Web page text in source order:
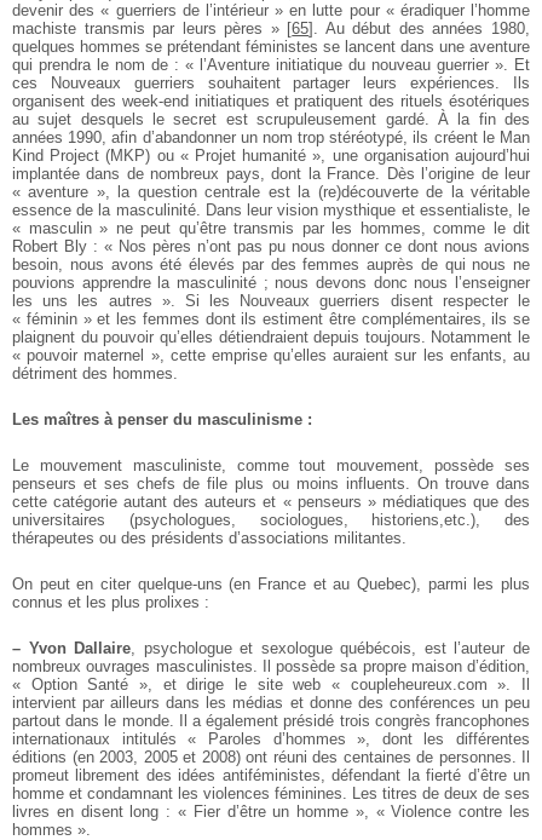
devenir des « guerriers de l’intérieur » en lutte pour « éradiquer l’homme
machiste transmis par leurs pères »[65] . Au début des années 1980,
quelques hommes se prétendant féministes se lancent dans une aventure
qui prendra le nom de : « l’Aventure initiatique du nouveau guerrier ». Et
ces Nouveaux guerriers souhaitent partager leurs expériences. Ils
organisent des week-end initiatiques et pratiquent des rituels ésotériques
au sujet desquels le secret est scrupuleusement gardé. À la fin des
années 1990, afin d’abandonner un nom trop stéréotypé, ils créent le Man
Kind Project (MKP) ou « Projet humanité », une organisation aujourd’hui
implantée dans de nombreux pays, dont la France. Dès l’origine de leur
« aventure », la question centrale est la (re)découverte de la véritable
essence de la masculinité. Dans leur vision mysthique et essentialiste, le
« masculin » ne peut qu’être transmis par les hommes, comme le dit
Robert Bly : « Nos pères n’ont pas pu nous donner ce dont nous avions
besoin, nous avons été élevés par des femmes auprès de qui nous ne
pouvions apprendre la masculinité ; nous devons donc nous l’enseigner
les uns les autres ». Si les Nouveaux guerriers disent respecter le
« féminin » et les femmes dont ils estiment être complémentaires, ils se
plaignent du pouvoir qu’elles détiendraient depuis toujours. Notamment le
« pouvoir maternel », cette emprise qu’elles auraient sur les enfants, au
détriment des hommes.
Les maîtres à penser du masculinisme :
Le mouvement masculiniste, comme tout mouvement, possède ses
penseurs et ses chefs de file plus ou moins influents. On trouve dans
cette catégorie autant des auteurs et « penseurs » médiatiques que des
universitaires (psychologues, sociologues, historiens,etc.), des
thérapeutes ou des présidents d’associations militantes.
On peut en citer quelque-uns (en France et au Quebec), parmi les plus
connus et les plus prolixes :
– Yvon Dallaire , psychologue et sexologue québécois, est l’auteur de
nombreux ouvrages masculinistes. Il possède sa propre maison d’édition,
« Option Santé », et dirige le site web « coupleheureux.com ». Il
intervient par ailleurs dans les médias et donne des conférences un peu
partout dans le monde. Il a également présidé trois congrès francophones
internationaux intitulés « Paroles d’hommes », dont les différentes
éditions (en 2003, 2005 et 2008) ont réuni des centaines de personnes. Il
promeut librement des idées antiféministes, défendant la fierté d’être un
homme et condamnant les violences féminines. Les titres de deux de ses
livres en disent long : « Fier d’être un homme », « Violence contre les
hommes ».